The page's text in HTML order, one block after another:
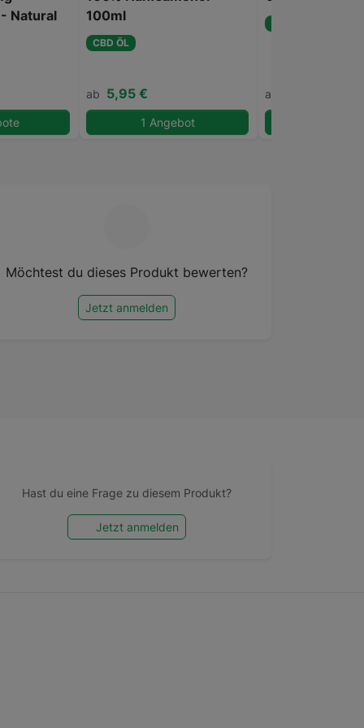
Natural
100ml
CBD ÖL
ab 5,95 €
1 Angebot
ab
Möchtest du dieses Produkt bewerten?
Jetzt anmelden
Hast du eine Frage zu diesem Produkt?
Jetzt anmelden